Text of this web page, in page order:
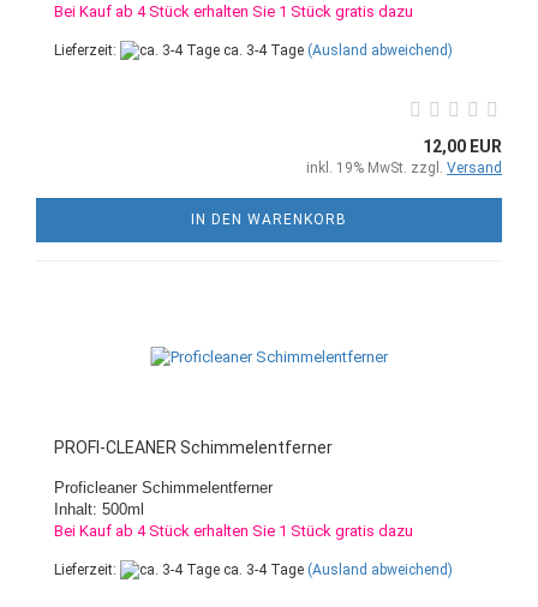
Bei Kauf ab 4 Stück erhalten Sie 1 Stück gratis dazu
Lieferzeit: ca. 3-4 Tage (Ausland abweichend)
12,00 EUR
inkl. 19% MwSt. zzgl. Versand
IN DEN WARENKORB
PROFI-CLEANER Schimmelentferner
Proficleaner Schimmelentferner
Inhalt: 500ml
Bei Kauf ab 4 Stück erhalten Sie 1 Stück gratis dazu
Lieferzeit: ca. 3-4 Tage (Ausland abweichend)